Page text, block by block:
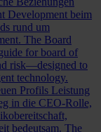
Development beim
rund um
The Board
for board of
risk—designed to
technology.
Profils Leistung
in die CEO-Rolle,
bedeutsam. The